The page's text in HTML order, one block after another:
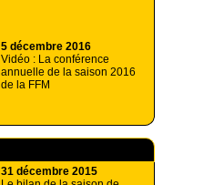
5 décembre 2016
Vidéo : La conférence
annuelle de la saison 2016
de la FFM
31 décembre 2015